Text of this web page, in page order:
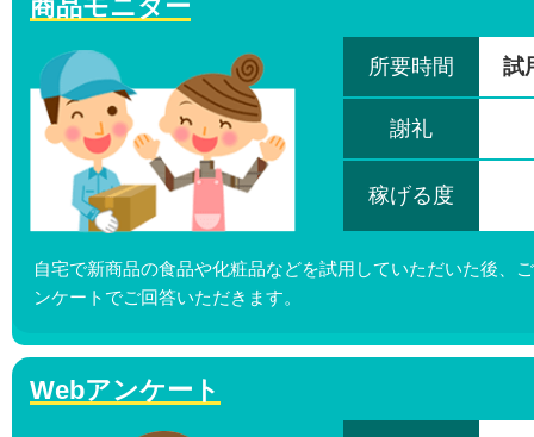
商品モニター
所要時間 試
謝礼
稼げる度
自宅で新商品の食品や化粧品などを試用していただいた後、
ンケートでご回答いただきます。
Webアンケート